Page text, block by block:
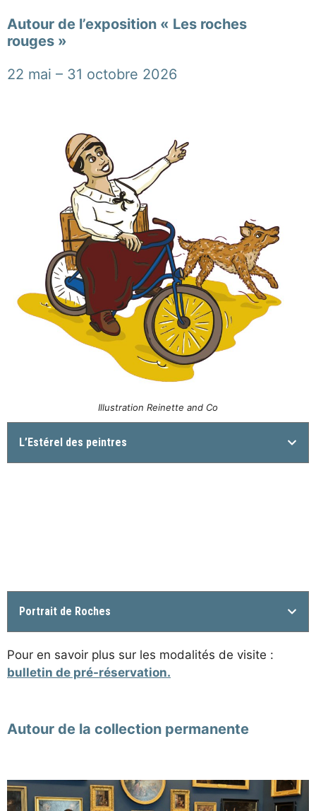
Autour de l’exposition « Les roches
rouges »
22 mai – 31 octobre 2026
Illustration Reinette and Co
L’Estérel des peintres
Portrait de Roches
Pour en savoir plus sur les modalités de visite :
bulletin de pré-réservation.
Autour de la collection permanente